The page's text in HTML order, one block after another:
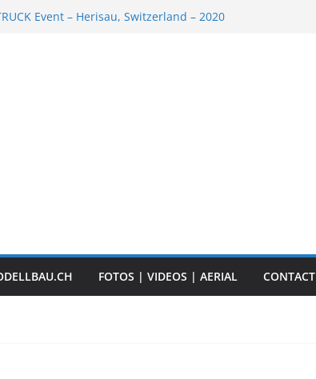
Event – Herisau, Switzerland – 2020
FOTOS | VIDEOS | AERIAL CONTACT